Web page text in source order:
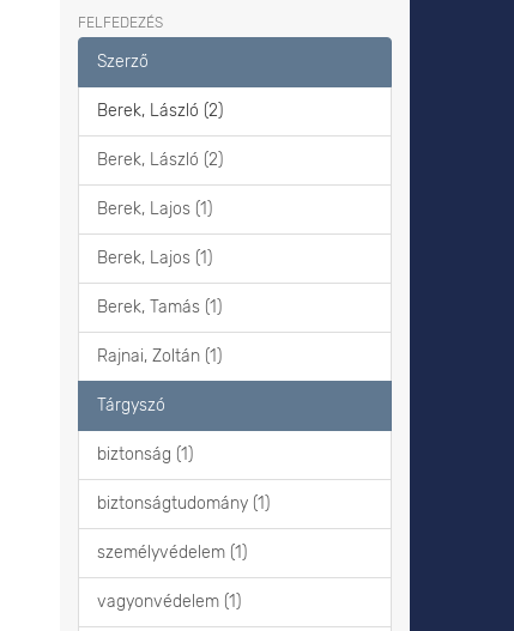
FELFEDEZÉS
Szerző
Berek, László (2)
Berek, László (2)
Berek, Lajos (1)
Berek, Lajos (1)
Berek, Tamás (1)
Rajnai, Zoltán (1)
Tárgyszó
biztonság (1)
biztonságtudomány (1)
személyvédelem (1)
vagyonvédelem (1)